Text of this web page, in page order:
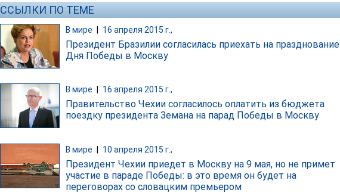
ССЫЛКИ ПО ТЕМЕ
В мире 16 апреля 2015 г.,
Президент Бразилии согласилась приехать на празднование
Дня Победы в Москву
В мире 16 апреля 2015 г.,
Правительство Чехии согласилось оплатить из бюджета
поездку президента Земана на парад Победы в Москву
В мире | 10 апреля 2015 г.,
Президент Чехии приедет в Москву на 9 мая, но не примет
участие в параде Победы: в это время он будет на
переговорах со словацким премьером